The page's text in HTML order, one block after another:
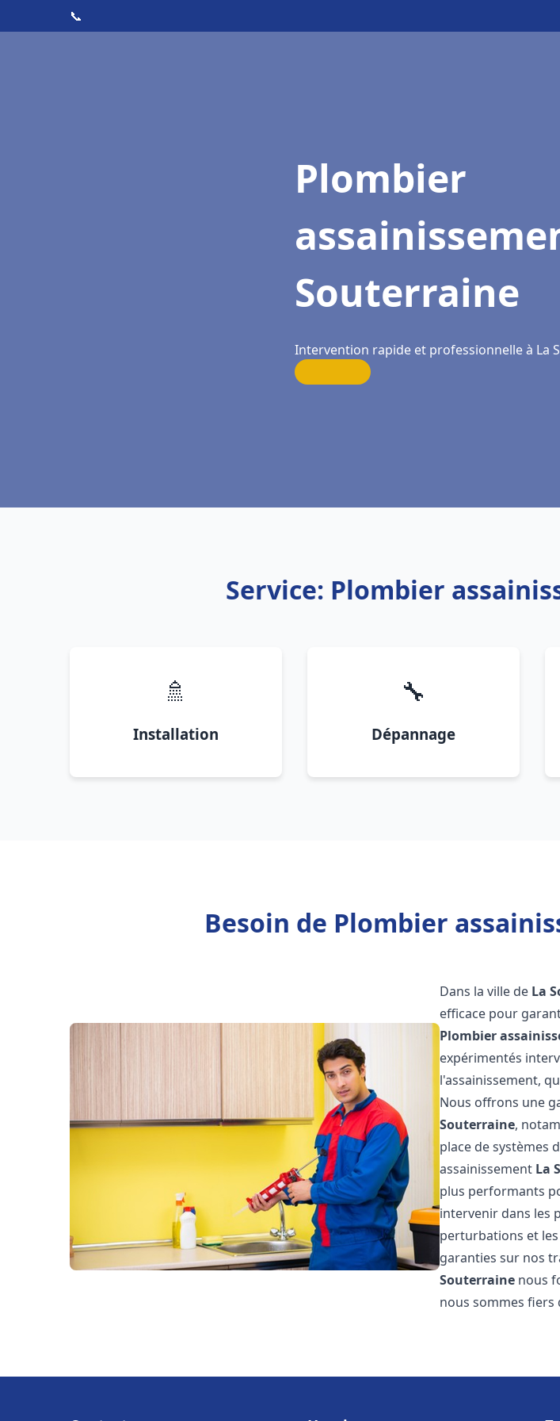
📞
Plombier
Souterraine
Intervention rapide et professionnelle à La
Service: Plombier
🚿
Installation
🔧
Dépannage
Besoin de Plombier
Dans la ville de La
efficace pour
Plombier
expérimentés
l'assainissement,
Nous offrons une
Souterraine,
place de systèmes
assainissement La
plus performants
intervenir dans les
perturbations et
garanties sur nos
Souterraine nous
nous sommes fiers